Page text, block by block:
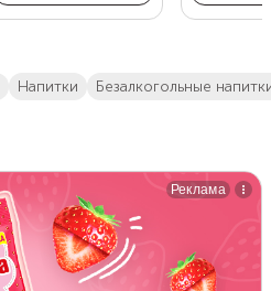
напитки безалкогольные